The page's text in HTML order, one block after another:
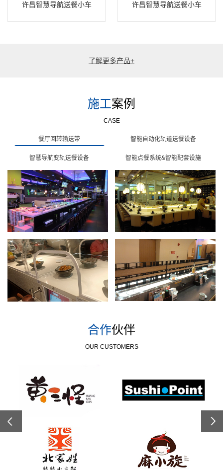
许昌智慧导航送餐小车 许昌智慧导航送餐小车
了解更多产品+
施工案例
CASE
餐厅回转输送带 智能自动化轨道送餐设备
智慧导航变轨送餐设备 智能点餐系统&智能配套设施
合作伙伴
OUR CUSTOMERS